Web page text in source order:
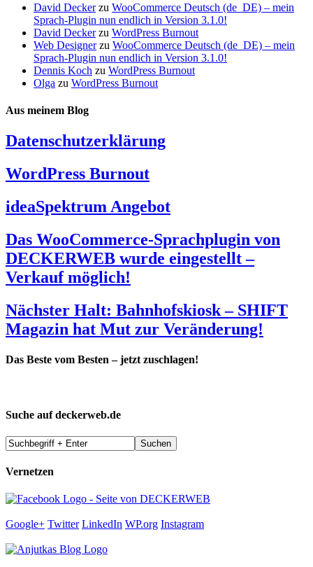
David Deckerzu WooCommerce Deutsch (de_DE) – mein
Sprach-Plugin nun endlich in Version 3.1.0!
David Deckerzu WordPress Burnout
Web Designerzu WooCommerce Deutsch (de_DE) – mein
Sprach-Plugin nun endlich in Version 3.1.0!
Dennis Koch zu WordPress Burnout
Olga zu WordPress Burnout
Aus meinem Blog
Datenschutzerklärung
WordPress Burnout
ideaSpektrum Angebot
Das WooCommerce-Sprachplugin von
DECKERWEB wurde eingestellt –
Verkauf möglich!
Nächster Halt: Bahnhofskiosk – SHIFT
Magazin hat Mut zur Veränderung!
Das Beste vom Besten – jetzt zuschlagen!
Suche auf deckerweb.de
Vernetzen
Google+ Twitter LinkedIn WP.org Instagram